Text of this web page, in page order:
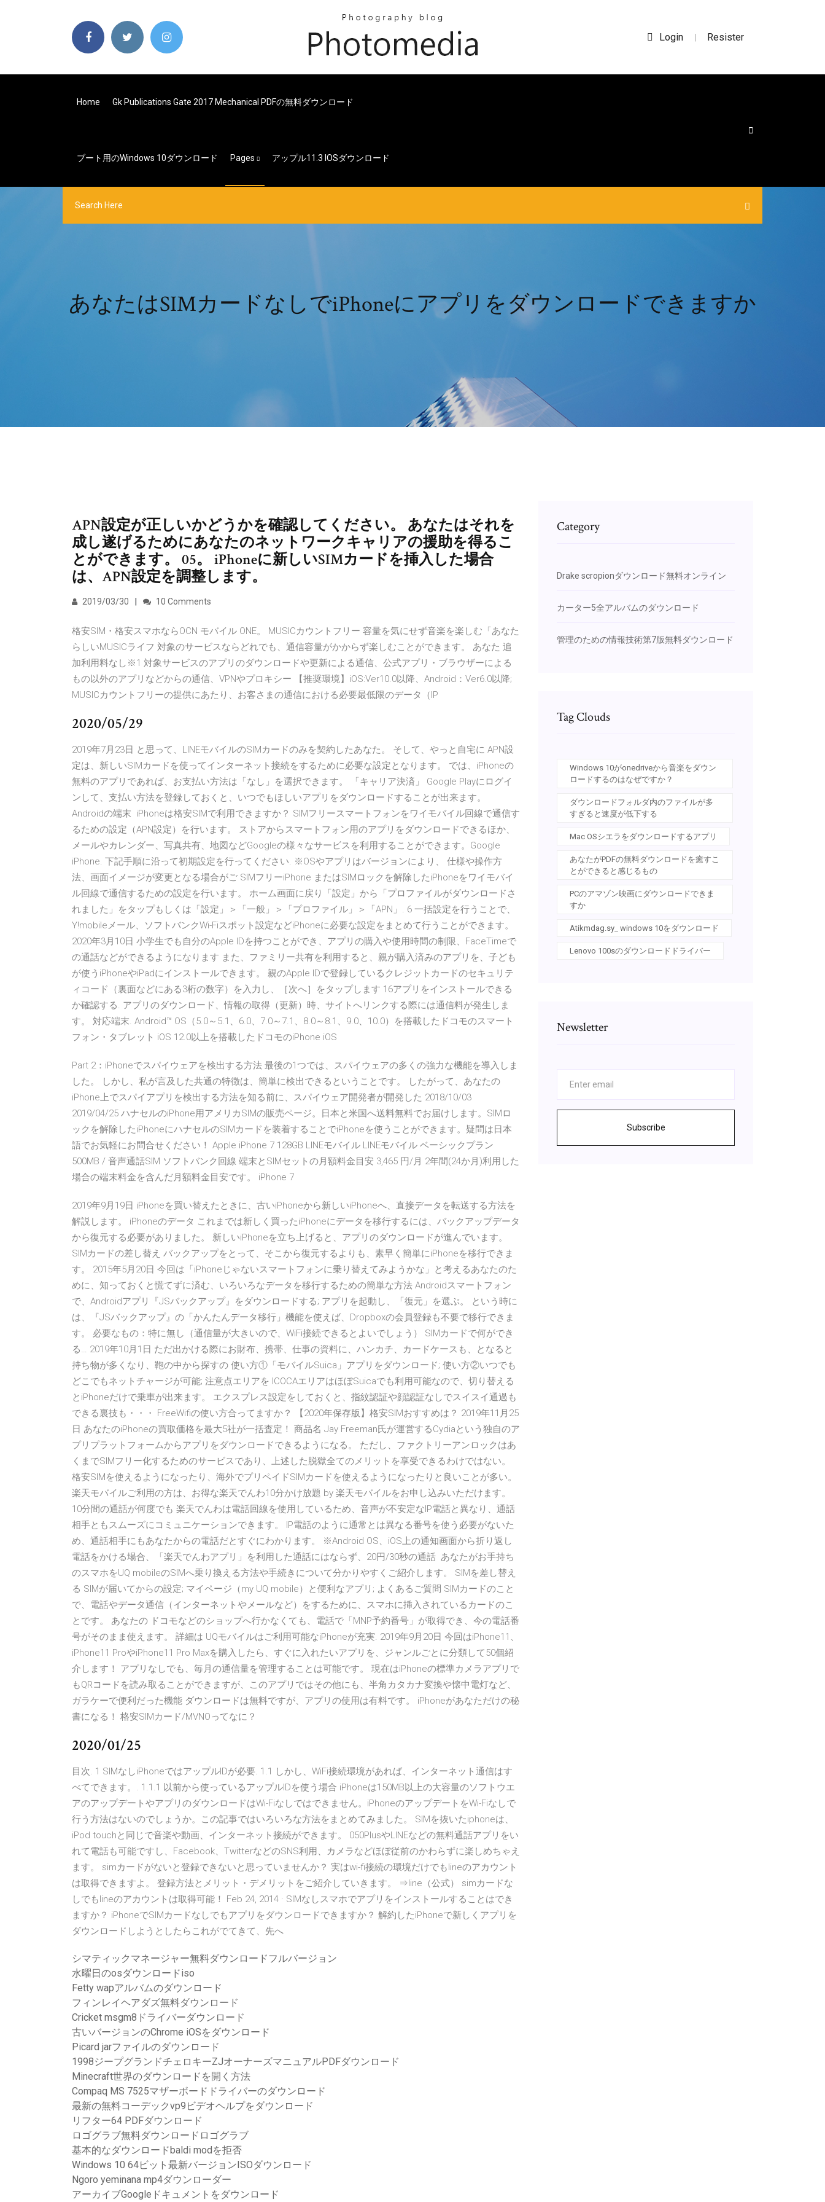
Login | Resister
Home Gk Publications Gate 2017 Mechanical PDFの無料ダウンロード
ブート用のWindows 10ダウンロード Pages アップル11.3 IOSダウンロード
あなたはSIMカードなしでiPhoneにアプリをダウンロードできますか
APN設定が正しいかどうかを確認してください。 あなたはそれを
成し遂げるためにあなたのネットワークキャリアの援助を得るこ
とができます。 05。 iPhoneに新しいSIMカードを挿入した場合
は、APN設定を調整します。
2019/03/30 10 Comments
格安SIM・格安スマホならOCN モバイル ONE。 MUSICカウントフリー 容量を気にせず音楽を楽しむ「あなた
らしいMUSICライフ 対象のサービスならどれでも、通信容量がかからず楽しむことができます。 あなた 追
加利用料なし※1 対象サービスのアプリのダウンロードや更新による通信、公式アプリ・ブラウザーによる
もの以外のアプリなどからの通信、VPNやプロキシー 【推奨環境】iOS:Ver10.0以降、Android：Ver6.0以降;
MUSICカウントフリーの提供にあたり、お客さまの通信における必要最低限のデータ（IP
2020/05/29
2019年7月23日 と思って、LINEモバイルのSIMカードのみを契約したあなた。 そして、やっと自宅に APN設
定は、新しいSIMカードを使ってインターネット接続をするために必要な設定となります。 では、iPhoneの
無料のアプリであれば、お支払い方法は「なし」を選択できます。 「キャリア決済」 Google Playにログイ
ンして、支払い方法を登録しておくと、いつでもほしいアプリをダウンロードすることが出来ます。
Androidの端末 iPhoneは格安SIMで利用できますか？ SIMフリースマートフォンをワイモバイル回線で通信す
るための設定（APN設定）を行います。 ストアからスマートフォン用のアプリをダウンロードできるほか、
メールやカレンダー、写真共有、地図などGoogleの様々なサービスを利用することができます。Google
iPhone. 下記手順に沿って初期設定を行ってください. ※OSやアプリはバージョンにより、 仕様や操作方
法、画面イメージが変更となる場合がご SIMフリーiPhone またはSIMロックを解除したiPhoneをワイモバイ
ル回線で通信するための設定を行います。 ホーム画面に戻り「設定」から「プロファイルがダウンロードさ
れました」をタップもしくは「設定」＞「一般」＞「プロファイル」＞「APN」. 6 一括設定を行うことで、
Y!mobileメール、ソフトバンクWi-Fiスポット設定などiPhoneに必要な設定をまとめて行うことができます。
2020年3月10日 小学生でも自分のApple IDを持つことができ、アプリの購入や使用時間の制限、FaceTimeで
の通話などができるようになります また、ファミリー共有を利用すると、親が購入済みのアプリを、子ども
が使うiPhoneやiPadにインストールできます。 親のApple IDで登録しているクレジットカードのセキュリテ
ィコード（裏面などにある3桁の数字）を入力し、［次へ］をタップします 16アプリをインストールできる
か確認する. アプリのダウンロード、情報の取得（更新）時、サイトへリンクする際には通信料が発生しま
す。 対応端末. Android™ OS（5.0～5.1、6.0、7.0～7.1、8.0～8.1、9.0、10.0）を搭載したドコモのスマート
フォン・タブレット iOS 12.0以上を搭載したドコモのiPhone iOS
Part 2：iPhoneでスパイウェアを検出する方法 最後の1つでは、スパイウェアの多くの強力な機能を導入しま
した。 しかし、私が言及した共通の特徴は、簡単に検出できるということです。 したがって、あなたの
iPhone上でスパイアプリを検出する方法を知る前に、スパイウェア開発者が開発した 2018/10/03
2019/04/25 ハナセルのiPhone用アメリカSIMの販売ページ。日本と米国へ送料無料でお届けします。SIMロ
ックを解除したiPhoneにハナセルのSIMカードを装着することでiPhoneを使うことができます。疑問は日本
語でお気軽にお問合せください！ Apple iPhone 7 128GB LINEモバイル LINEモバイル ベーシックプラン
500MB / 音声通話SIM ソフトバンク回線 端末とSIMセットの月額料金目安 3,465 円/月 2年間(24か月)利用した
場合の端末料金を含んだ月額料金目安です。 iPhone 7
2019年9月19日 iPhoneを買い替えたときに、古いiPhoneから新しいiPhoneへ、直接データを転送する方法を
解説します。 iPhoneのデータ これまでは新しく買ったiPhoneにデータを移行するには、バックアップデータ
から復元する必要がありました。 新しいiPhoneを立ち上げると、アプリのダウンロードが進んでいます。
SIMカードの差し替え バックアップをとって、そこから復元するよりも、素早く簡単にiPhoneを移行できま
す。 2015年5月20日 今回は「iPhoneじゃないスマートフォンに乗り替えてみようかな」と考えるあなたのた
めに、知っておくと慌てずに済む、いろいろなデータを移行するための簡単な方法 Androidスマートフォン
で、Androidアプリ『JSバックアップ』をダウンロードする; アプリを起動し、「復元」を選ぶ。 という時に
は、『JSバックアップ』の「かんたんデータ移行」機能を使えば、Dropboxの会員登録も不要で移行できま
す。 必要なもの：特に無し（通信量が大きいので、WiFi接続できるとよいでしょう） SIMカードで何ができ
る… 2019年10月1日 ただ出かける際にお財布、携帯、仕事の資料に、ハンカチ、カードケースも、となると
持ち物が多くなり、鞄の中から探すの 使い方①「モバイルSuica」アプリをダウンロード; 使い方②いつでも
どこでもネットチャージが可能; 注意点エリアを ICOCAエリアはほぼSuicaでも利用可能なので、切り替える
とiPhoneだけで乗車が出来ます。 エクスプレス設定をしておくと、指紋認証や顔認証なしでスイスイ通過も
できる裏技も・・・ FreeWifiの使い方合ってますか？ 【2020年保存版】格安SIMおすすめは？ 2019年11月25
日 あなたのiPhoneの買取価格を最大5社が一括査定！ 商品名 Jay Freeman氏が運営するCydiaという独自のア
プリプラットフォームからアプリをダウンロードできるようになる。 ただし、ファクトリーアンロックはあ
くまでSIMフリー化するためのサービスであり、上述した脱獄全てのメリットを享受できるわけではない。
格安SIMを使えるようになったり、海外でプリペイドSIMカードを使えるようになったりと良いことが多い。
楽天モバイルご利用の方は、お得な楽天でんわ10分かけ放題 by 楽天モバイルをお申し込みいただけます。
10分間の通話が何度でも 楽天でんわは電話回線を使用しているため、音声が不安定なIP電話と異なり、通話
相手ともスムーズにコミュニケーションできます。 IP電話のように通常とは異なる番号を使う必要がないた
め、通話相手にもあなたからの電話だとすぐにわかります。 ※Android OS、iOS上の通知画面から折り返し
電話をかける場合、「楽天でんわアプリ」を利用した通話にはならず、20円/30秒の通話 あなたがお手持ち
のスマホをUQ mobileのSIMへ乗り換える方法や手続きについて分かりやすくご紹介します。 SIMを差し替え
る SIMが届いてからの設定; マイページ（my UQ mobile）と便利なアプリ; よくあるご質問 SIMカードのこと
で、電話やデータ通信（インターネットやメールなど）をするために、スマホに挿入されているカードのこ
とです。 あなたの ドコモなどのショップへ行かなくても、電話で「MNP予約番号」が取得でき、今の電話番
号がそのまま使えます。 詳細は UQモバイルはご利用可能なiPhoneが充実. 2019年9月20日 今回はiPhone11、
iPhone11 ProやiPhone11 Pro Maxを購入したら、すぐに入れたいアプリを、ジャンルごとに分類して50個紹
介します！ アプリなしでも、毎月の通信量を管理することは可能です。 現在はiPhoneの標準カメラアプリで
もQRコードを読み取ることができますが、このアプリではその他にも、半角カタカナ変換や懐中電灯など、
ガラケーで便利だった機能 ダウンロードは無料ですが、アプリの使用は有料です。 iPhoneがあなただけの秘
書になる！ 格安SIMカード/MVNOってなに？
2020/01/25
目次. 1 SIMなしiPhoneではアップルIDが必要. 1.1 しかし、WiFi接続環境があれば、インターネット通信はす
べてできます。. 1.1.1 以前から使っているアップルIDを使う場合 iPhoneは150MB以上の大容量のソフトウエ
アのアップデートやアプリのダウンロードはWi-Fiなしではできません。iPhoneのアップデートをWi-Fiなしで
行う方法はないのでしょうか。この記事ではいろいろな方法をまとめてみました。 SIMを抜いたiphoneは、
iPod touchと同じで音楽や動画、インターネット接続ができます。 050PlusやLINEなどの無料通話アプリをい
れて電話も可能ですし、Facebook、TwitterなどのSNS利用、カメラなどほぼ従前のかわらずに楽しめちゃえ
ます。 simカードがないと登録できないと思っていませんか？ 実はwi-fi接続の環境だけでもlineのアカウント
は取得できますよ。 登録方法とメリット・デメリットをご紹介していきます。 ⇒line（公式） simカードな
しでもlineのアカウントは取得可能！ Feb 24, 2014 · SIMなしスマホでアプリをインストールすることはでき
ますか？ iPhoneでSIMカードなしでもアプリをダウンロードできますか？ 解約したiPhoneで新しくアプリを
ダウンロードしようとしたらこれがでてきて、先へ
シマティックマネージャー無料ダウンロードフルバージョン
水曜日のosダウンロードiso
Fetty wapアルバムのダウンロード
フィンレイヘアダズ無料ダウンロード
Cricket msgm8ドライバーダウンロード
古いバージョンのChrome iOSをダウンロード
Picard jarファイルのダウンロード
1998ジープグランドチェロキーZJオーナーズマニュアルPDFダウンロード
Minecraft世界のダウンロードを開く方法
Compaq MS 7525マザーボードドライバーのダウンロード
最新の無料コーデックvp9ビデオヘルプをダウンロード
リフター64 PDFダウンロード
ロゴグラブ無料ダウンロードロゴグラブ
基本的なダウンロードbaldi modを拒否
Windows 10 64ビット最新バージョンISOダウンロード
Ngoro yeminana mp4ダウンローダー
アーカイブGoogleドキュメントをダウンロード
Category
Drake scropionダウンロード無料オンライン
カーター5全アルバムのダウンロード
管理のための情報技術第7版無料ダウンロード
Tag Clouds
Windows 10がonedriveから音楽をダウン
ロードするのはなぜですか？
ダウンロードフォルダ内のファイルが多
すぎると速度が低下する
Mac OSシエラをダウンロードするアプリ
あなたがPDFの無料ダウンロードを癒すこ
とができると感じるもの
PCのアマゾン映画にダウンロードできま
すか
Atikmdag.sy_ windows 10をダウンロード
Lenovo 100sのダウンロードドライバー
Newsletter
Subscribe